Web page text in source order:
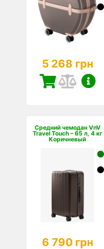
5 268 грн
Средний чемодан VnV
Travel Touch – 65 л, 4 кг
Коричневый
6 790 грн